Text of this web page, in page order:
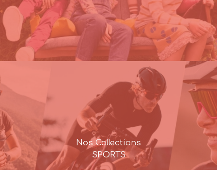
Nos Collections
SPORTS